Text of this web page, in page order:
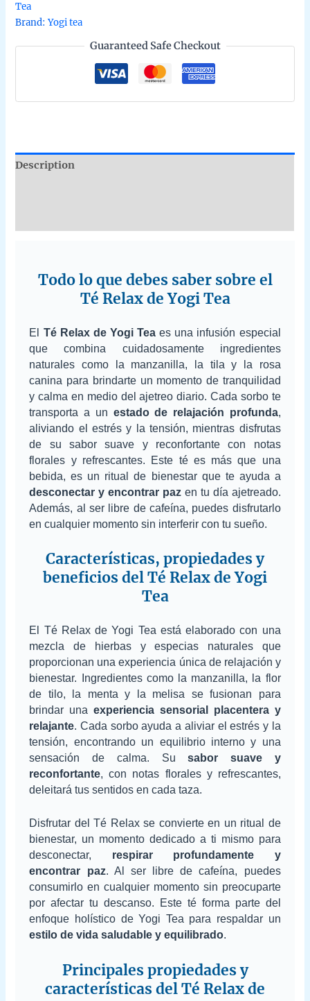
Tea
Brand:Yogi tea
Guaranteed Safe Checkout
Description
Todo lo que debes saber sobre el
Té Relax de Yogi Tea
El Té Relax de Yogi Tea es una infusión especial
que combina cuidadosamente ingredientes
naturales como la manzanilla, la tila y la rosa
canina para brindarte un momento de tranquilidad
y calma en medio del ajetreo diario. Cada sorbo te
transporta a un estado de relajación profunda,
aliviando el estrés y la tensión, mientras disfrutas
de su sabor suave y reconfortante con notas
florales y refrescantes. Este té es más que una
bebida, es un ritual de bienestar que te ayuda a
desconectar y encontrar paz en tu día ajetreado.
Además, al ser libre de cafeína, puedes disfrutarlo
en cualquier momento sin interferir con tu sueño.
Características, propiedades y
beneficios del Té Relax de Yogi
Tea
El Té Relax de Yogi Tea está elaborado con una
mezcla de hierbas y especias naturales que
proporcionan una experiencia única de relajación y
bienestar. Ingredientes como la manzanilla, la flor
de tilo, la menta y la melisa se fusionan para
brindar unaexperiencia sensorial placentera y
relajante. Cada sorbo ayuda a aliviar el estrés y la
tensión, encontrando un equilibrio interno y una
sensación de calma. Susabor suave y
reconfortante, con notas florales y refrescantes,
deleitará tus sentidos en cada taza.
Disfrutar del Té Relax se convierte en un ritual de
bienestar, un momento dedicado a ti mismo para
desconectar, respirar profundamente y
encontrar paz. Al ser libre de cafeína, puedes
consumirlo en cualquier momento sin preocuparte
por afectar tu descanso. Este té forma parte del
enfoque holístico de Yogi Tea para respaldar un
estilo de vida saludable y equilibrado.
Principales propiedades y
características del Té Relax de